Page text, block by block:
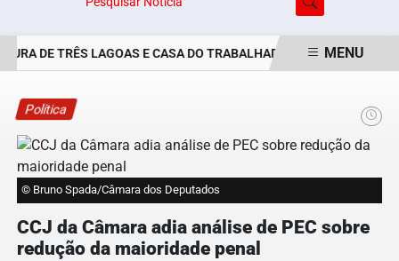
Pesquisar Notícia
DE TRÊS LAGOAS E CASA DO TRABALHADOR DIVULGAM
MENU
Política
© Bruno Spada/Câmara dos Deputados
CCJ da Câmara adia análise de PEC sobre
redução da maioridade penal